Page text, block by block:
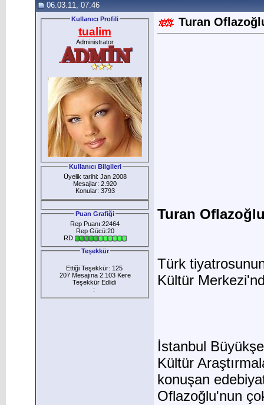
06.03.11, 07:46
Kullanıcı Profili
tualim
Administrator
Kullanıcı Bilgileri
Üyelik tarihi: Jan 2008
Mesajlar: 2.920
Konular: 3793
Puan Grafiği
Rep Puanı:22464
Rep Gücü:20
RD:
Teşekkür
Ettiği Teşekkür: 125
207 Mesajına 2.103 Kere
Teşekkür Edlidi
:
Turan
Turan
Türk
Kültür
İstanbul
Kültür
konuşan
Oflazoğlu'nun